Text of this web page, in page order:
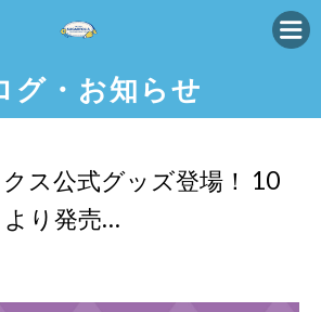
グ・お知らせ
ス公式グッズ登場！ 10
より発売…